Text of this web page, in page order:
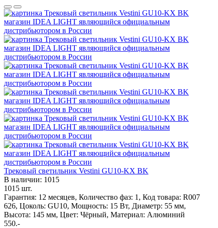
Трековый светильник Vestini GU10-KX BK
В наличии: 1015
1015 шт.
Гарантия: 12 месяцев, Количество фаз: 1, Код товара: R007
626, Цоколь: GU10, Мощность: 15 Вт, Диаметр: 55 мм,
Высота: 145 мм, Цвет: Чёрный, Материал: Алюминий
550.-